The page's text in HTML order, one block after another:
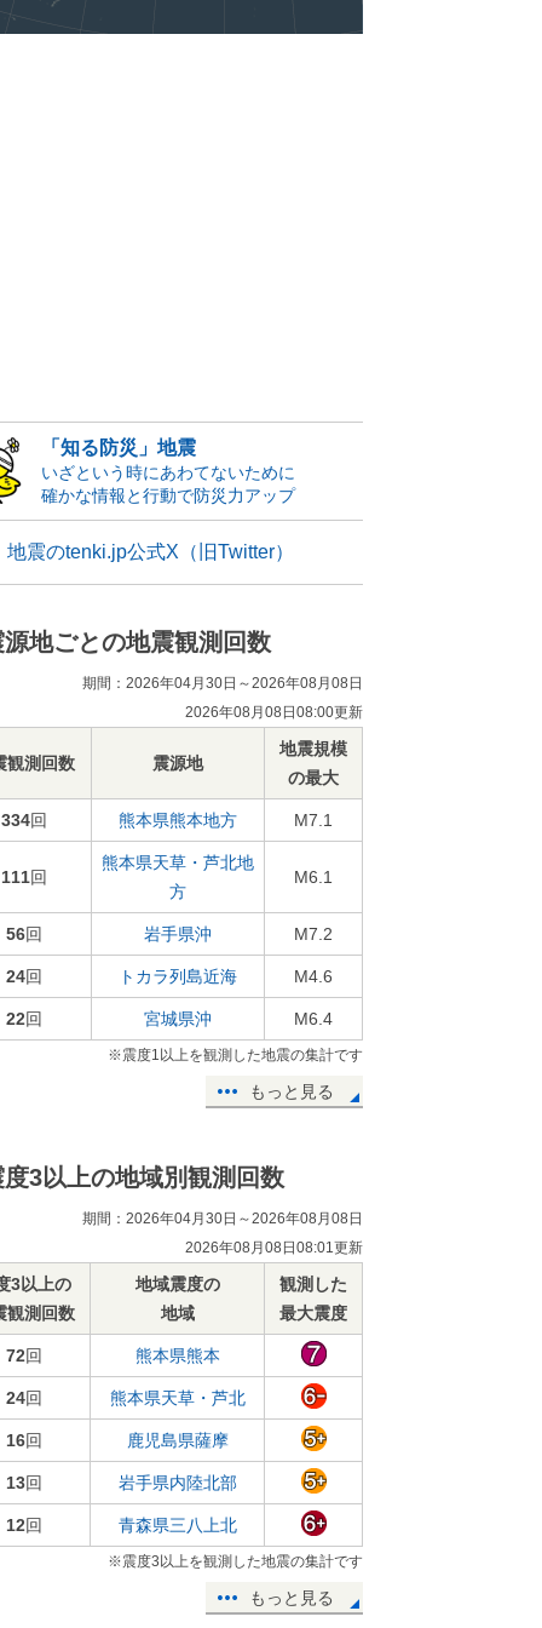
「知る防災」地震
いざという時にあわてないために
確かな情報と行動で防災力アップ
地震のtenki.jp公式X（旧Twitter）
源地ごとの地震観測回数
期間：2026年04月30日～2026年08月08日
2026年08月08日08:00更新
観測回数 震源地
地震規模
の最大
334回 熊本県熊本地方 M7.1
111回
熊本県天草・芦北地
方
M6.1
56回 岩手県沖 M7.2
24回 トカラ列島近海 M4.6
22回 宮城県沖 M6.4
※震度1以上を観測した地震の集計です
もっと見る
度3以上の地域別観測回数
期間：2026年04月30日～2026年08月08日
2026年08月08日08:01更新
3以上の
観測回数
地域震度の
地域
観測した
最大震度
72回 熊本県熊本
24回 熊本県天草・芦北
16回 鹿児島県薩摩
13回 岩手県内陸北部
12回 青森県三八上北
※震度3以上を観測した地震の集計です
もっと見る